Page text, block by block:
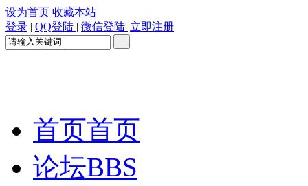
设为首页 收藏本站
登录 | QQ登陆 | 微信登陆 |立即注册
首页首页
论坛BBS